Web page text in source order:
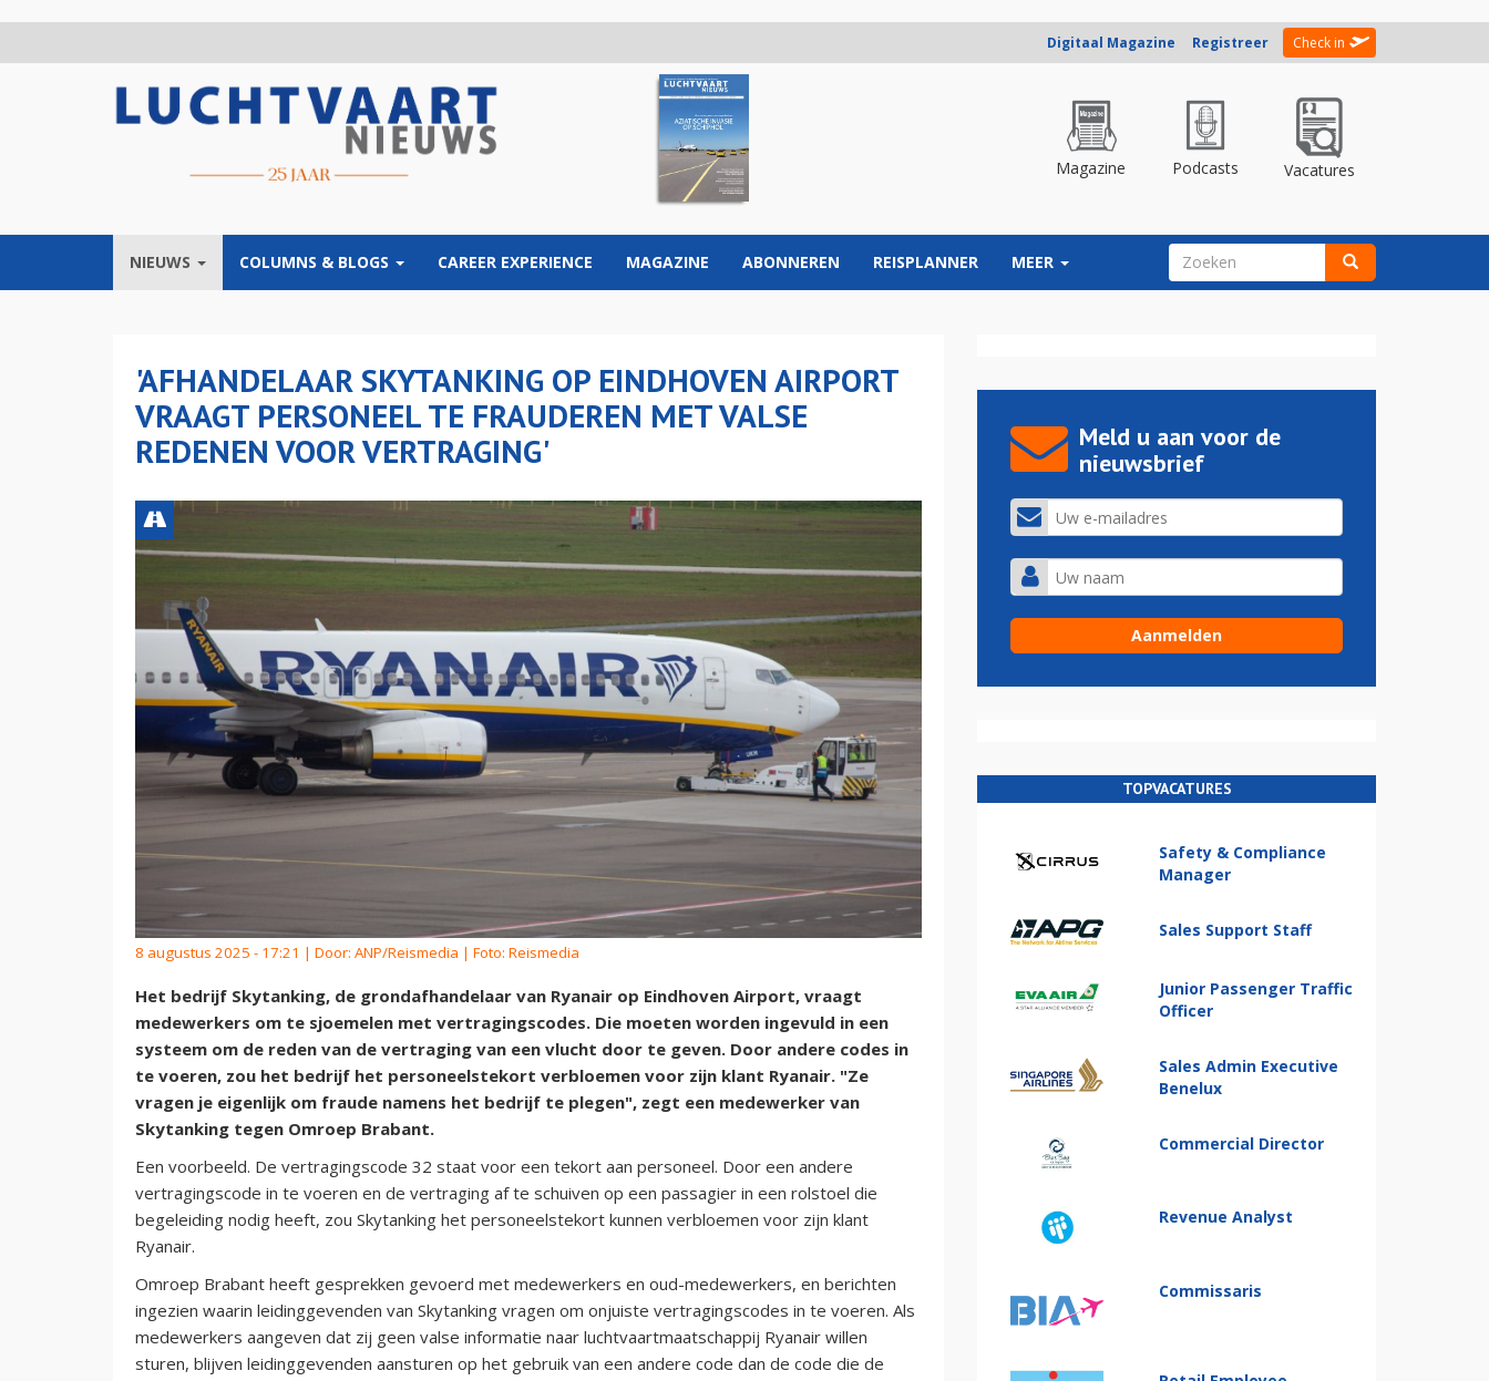
Digitaal Magazine Registreer Check in
Magazine Podcasts Vacatures
NIEUWS COLUMNS & BLOGS CAREER EXPERIENCE MAGAZINE ABONNEREN REISPLANNER MEER ZOEKVELD
'AFHANDELAAR SKYTANKING OP EINDHOVEN AIRPORT
VRAAGT PERSONEEL TE FRAUDEREN MET VALSE
REDENEN VOOR VERTRAGING'
8 augustus 2025 - 17:21 | Door: ANP/Reismedia | Foto: Reismedia
Het bedrijf Skytanking, de grondafhandelaar van Ryanair op Eindhoven Airport, vraagt
medewerkers om te sjoemelen met vertragingscodes. Die moeten worden ingevuld in een
systeem om de reden van de vertraging van een vlucht door te geven. Door andere codes in
te voeren, zou het bedrijf het personeelstekort verbloemen voor zijn klant Ryanair. "Ze
vragen je eigenlijk om fraude namens het bedrijf te plegen", zegt een medewerker van
Skytanking tegen Omroep Brabant.
Een voorbeeld. De vertragingscode 32 staat voor een tekort aan personeel. Door een andere
vertragingscode in te voeren en de vertraging af te schuiven op een passagier in een rolstoel die
begeleiding nodig heeft, zou Skytanking het personeelstekort kunnen verbloemen voor zijn klant
Ryanair.
Omroep Brabant heeft gesprekken gevoerd met medewerkers en oud-medewerkers, en berichten
ingezien waarin leidinggevenden van Skytanking vragen om onjuiste vertragingscodes in te voeren. Als
medewerkers aangeven dat zij geen valse informatie naar luchtvaartmaatschappij Ryanair willen
sturen, blijven leidinggevenden aansturen op het gebruik van een andere code dan de code die de
Meld u aan voor de
nieuwsbrief
TOPVACATURES
Safety & Compliance
Manager
Sales Support Staff
Junior Passenger Traffic
Officer
Sales Admin Executive
Benelux
Commercial Director
Revenue Analyst
Commissaris